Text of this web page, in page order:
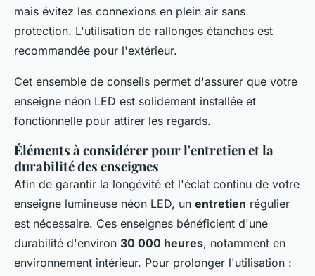
mais évitez les connexions en plein air sans
protection. L'utilisation de rallonges étanches est
recommandée pour l'extérieur.
Cet ensemble de conseils permet d'assurer que votre
enseigne néon LED est solidement installée et
fonctionnelle pour attirer les regards.
Éléments à considérer pour l'entretien et la
durabilité des enseignes
Afin de garantir la longévité et l'éclat continu de votre
enseigne lumineuse néon LED, un entretien régulier
est nécessaire. Ces enseignes bénéficient d'une
durabilité d'environ 30 000 heures, notamment en
environnement intérieur. Pour prolonger l'utilisation :